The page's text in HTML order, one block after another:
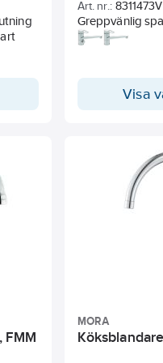
Art. nr.: 8311473V
Greppvänlig
färgmarkering
Eco-flow, för
Svängbar
och 80° ingår,
oliksidigt)
Keramisk
Justerbar
Mässing av
Visa
FMM
MORA